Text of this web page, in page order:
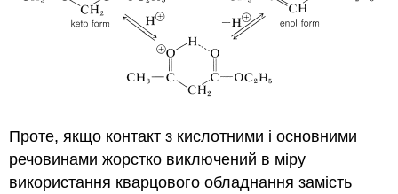
Проте, якщо контакт з кислотними і основними
речовинами жорстко виключений в міру
використання кварцового обладнання замість